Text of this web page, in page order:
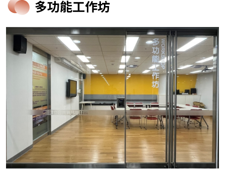
多功能工作坊